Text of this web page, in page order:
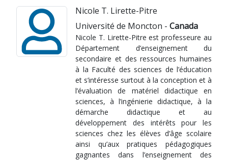
Nicole T. Lirette-Pitre
Université de Moncton - Canada
Nicole T. Lirette-Pitre est professeure au
Département d’enseignement du
secondaire et des ressources humaines
à la Faculté des sciences de l’éducation
et s’intéresse surtout à la conception et à
l’évaluation de matériel didactique en
sciences, à l’ingénierie didactique, à la
démarche didactique et au
développement des intérêts pour les
sciences chez les élèves d’âge scolaire
ainsi qu’aux pratiques pédagogiques
gagnantes dans l’enseignement des